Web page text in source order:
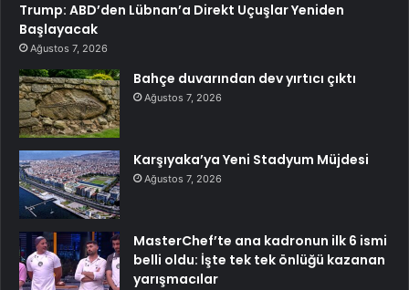
Trump: ABD’den Lübnan’a Direkt Uçuşlar Yeniden
Başlayacak
Ağustos 7, 2026
Bahçe duvarından dev yırtıcı çıktı
Ağustos 7, 2026
Karşıyaka’ya Yeni Stadyum Müjdesi
Ağustos 7, 2026
MasterChef’te ana kadronun ilk 6 ismi
belli oldu: İşte tek tek önlüğü kazanan
yarışmacılar